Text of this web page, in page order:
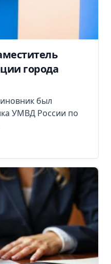
города
был
УМВД России по